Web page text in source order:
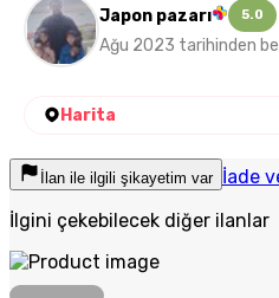
Japon pazarı 5.0
Ağu 2023 tarihinden
Harita
İlan ile ilgili şikayetim var İade
İlgini çekebilecek diğer ilanlar